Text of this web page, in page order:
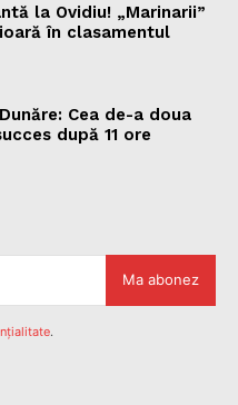
la Ovidiu! „Marinarii”
în clasamentul
Cea de-a doua
după 11 ore
Ma abonez
.